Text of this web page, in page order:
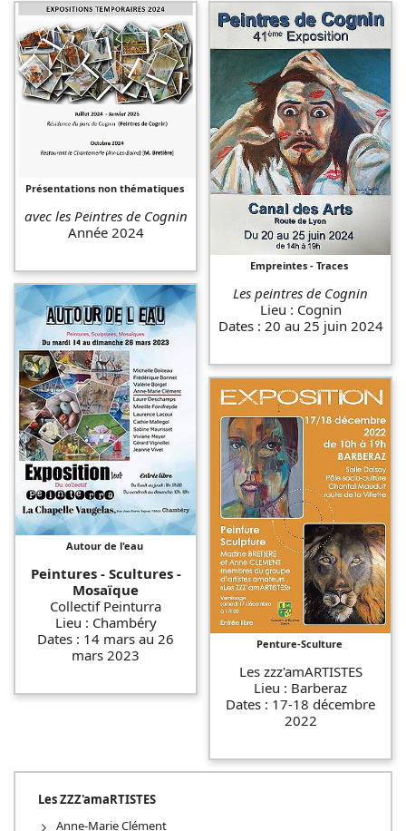
Présentations non thématiques
avec les Peintres de Cognin
Année 2024
Empreintes - Traces
Les peintres de Cognin
Lieu : Cognin
Dates : 20 au 25 juin 2024
Autour de l'eau
Peintures - Scultures -
Mosaïque
Collectif Peinturra
Lieu : Chambéry
Dates : 14 mars au 26
mars 2023
Penture-Sculture
Les zzz'amARTISTES
Lieu : Barberaz
Dates : 17-18 décembre
2022
Les ZZZ'amaRTISTES
Anne-Marie Clément